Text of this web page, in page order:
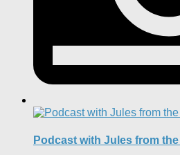
Podcast with Jules from